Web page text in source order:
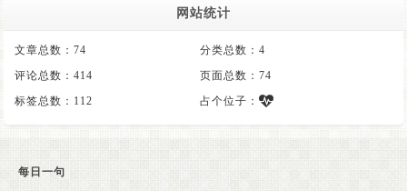
网站统计
文章总数：74
分类总数：4
评论总数：414
页面总数：74
标签总数：112
占个位子：
每日一句